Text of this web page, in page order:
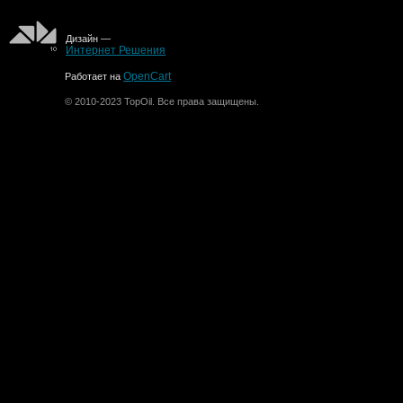
Дизайн —
Интернет Решения
Работает на OpenCart
© 2010-2023 TopOil. Все права защищены.